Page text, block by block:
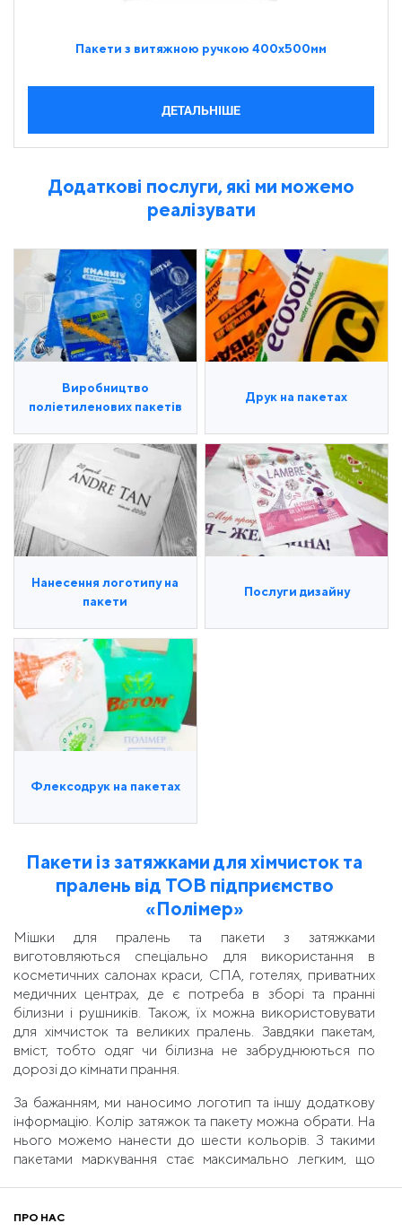
Пакети з витяжною ручкою 400х500мм
ДЕТАЛЬНІШЕ
Додаткові послуги, які ми можемо
реалізувати
Виробництво
поліетиленових пакетів
Друк на пакетах
Нанесення логотипу на
пакети
Послуги дизайну
Флексодрук на пакетах
Пакети із затяжками для хімчисток та
пралень від ТОВ підприємство
«Полімер»
Мішки для пралень та пакети з затяжками
виготовляються спеціально для використання в
косметичних салонах краси, СПА, готелях, приватних
медичних центрах, де є потреба в зборі та пранні
білизни і рушників. Також, їх можна використовувати
для хімчисток та великих пралень. Завдяки пакетам,
вміст, тобто одяг чи білизна не забруднюються по
дорозі до кімнати прання.
За бажанням, ми наносимо логотип та іншу додаткову
інформацію. Колір затяжок та пакету можна обрати. На
нього можемо нанести до шести кольорів. З такими
пакетами маркування стає максимально легким, що
витримував вагу текстильних виробів. Також, мішки із
ПРО НАС